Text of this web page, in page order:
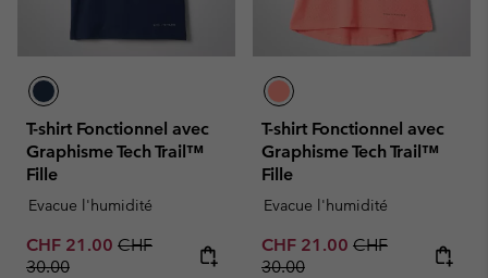
T-shirt Fonctionnel avec
Graphisme Tech Trail™
Fille
Evacue l'humidité
Sale price:
CHF 21.00 Regular price:
CHF
30.00
T-shirt Fonctionnel avec
Graphisme Tech Trail™
Fille
Evacue l'humidité
Sale price:
CHF 21.00 Regular price:
CHF
30.00